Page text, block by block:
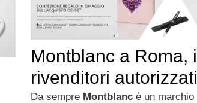
Montblanc a Roma, i
rivenditori autorizzati
Da sempre Montblancè un marchio